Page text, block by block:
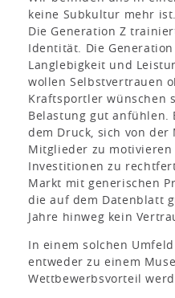
keine Subkultur mehr
Die Generation Z
Identität. Die
Langlebigkeit und
wollen Selbstvertrauen
Kraftsportler wünschen
Belastung gut
dem Druck, sich von der
Mitglieder zu
Investitionen zu
Markt mit generischen
die auf dem Datenblatt
Jahre hinweg kein
In einem solchen
entweder zu einem
Wettbewerbsvorteil